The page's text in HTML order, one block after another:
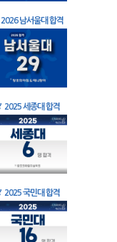
2026 남서울대 합격
2025 세종대 합격
2025 국민대 합격